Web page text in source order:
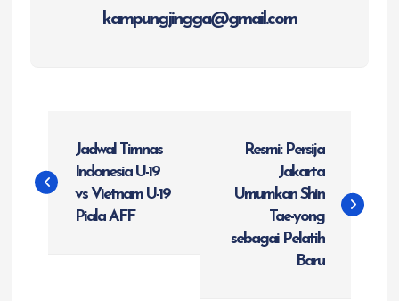
kampungjingga@gmail.com
a
Jadwal Timnas
Indonesia U-19
vs Vietnam U-19
Piala AFF
Resmi: Persija
Jakarta
Umumkan Shin
Tae-yong
sebagai Pelatih
Baru